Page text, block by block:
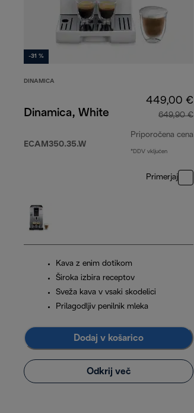
-31 %
DINAMICA
Dinamica, White
ECAM350.35.W
449,00 €
649,90 €
Priporočena cena
*DDV vključen
Primerjaj
Kava z enim dotikom
Široka izbira receptov
Sveža kava v vsaki skodelici
Prilagodljiv penilnik mleka
Dodaj v košarico
Odkrij več